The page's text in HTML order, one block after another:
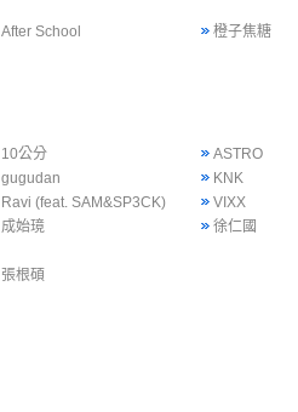
After School 橙子焦糖
10公分
ASTRO
gugudan
KNK
Ravi (feat. SAM&SP3CK)
VIXX
成始璄
徐仁國
張根碩